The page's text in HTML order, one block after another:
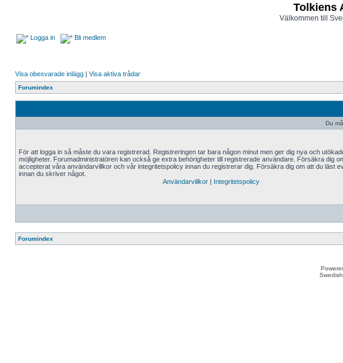
Tolkiens
Välkommen till
Logga in Bli medlem
Visa obesvarade inlägg | Visa aktiva trådar
Forumindex
Du
För att logga in så måste du vara registrerad. Registreringen tar bara någon minut men ger dig nya och
möjligheter. Forumadministratören kan också ge extra behörigheter till registrerade användare. Försäkra dig
accepterat våra användarvillkor och vår integritetspolicy innan du registrerar dig. Försäkra dig om att du läst
innan du skriver något.
Användarvillkor| Integritetspolicy
Forumindex